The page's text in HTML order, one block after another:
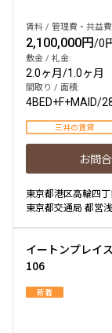
賃料 / 管理費・共益
2,100,000円/0
敷金 / 礼金:
2.0ヶ月/1.0ヶ月
間取り / 面積:
4BED+F+MAID/
三井の賃貸
お問
東京都港区高輪四
東京都交通局 都営
イートンプレイ
106
新着